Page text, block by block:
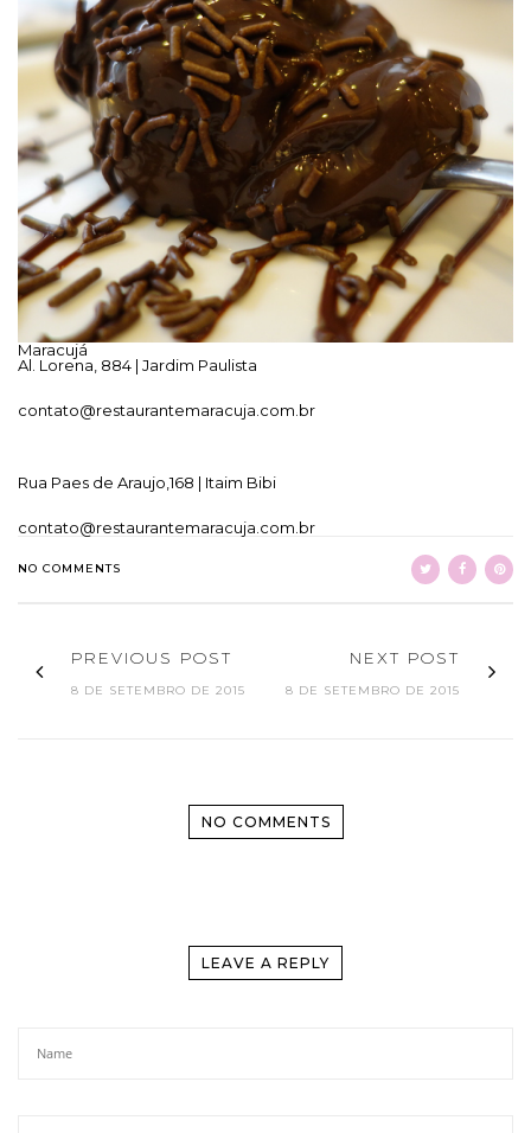
Maracujá
Al. Lorena, 884 | Jardim Paulista
contato@restaurantemaracuja.com.br
Rua Paes de Araujo,168 | Itaim Bibi
contato@restaurantemaracuja.com.br
NO COMMENTS
PREVIOUS POST
8 DE SETEMBRO DE 2015
NEXT POST
8 DE SETEMBRO DE 2015
NO COMMENTS
LEAVE A REPLY